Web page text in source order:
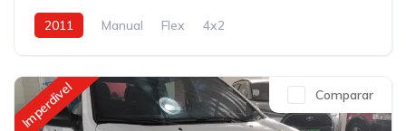
2011 Manual Flex 4x2
Imperdivel Comparar